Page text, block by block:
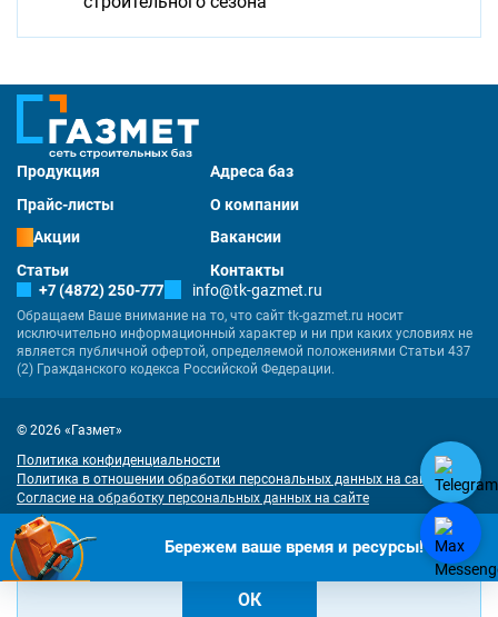
Продукция
Адреса баз
Прайс-листы
О компании
Акции
Вакансии
Статьи
Контакты
+7 (4872) 250-777
info@tk-gazmet.ru
Обращаем Ваше внимание на то, что сайт tk-gazmet.ru носит
исключительно информационный характер и ни при каких условиях не
является публичной офертой, определяемой положениями Статьи 437
(2) Гражданского кодекса Российской Федерации.
© 2026 «Газмет»
Политика конфиденциальности
Политика в отношении обработки персональных данных на сайте
Согласие на обработку персональных данных на сайте
Разработка продвижение сайта— «Имиджмарк»
"Наш сайт использует куки. Продолжая им пользоваться, вы соглашаетесь
на обработку персональных данных в соответствии сполитикой
конфиденциальности
ОК
Бережем ваше время и ресурсы!